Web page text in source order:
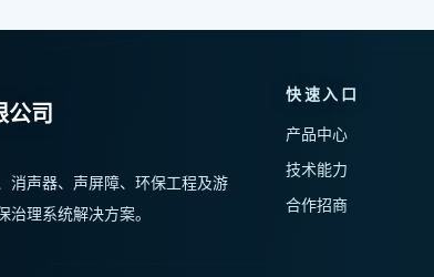
司
消声器、声屏障、环保工程及游
理系统解决方案。
快速入口
产品中心
技术能力
合作招商